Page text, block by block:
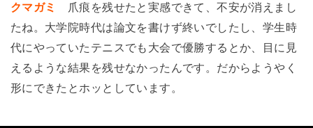
クマガミ
爪痕を残せたと実感できて、不安が消えまし
たね。大学院時代は論文を書けず終いでしたし、学生時
代にやっていたテニスでも大会で優勝するとか、目に見
えるような結果を残せなかったんです。だからようやく
形にできたとホッとしています。